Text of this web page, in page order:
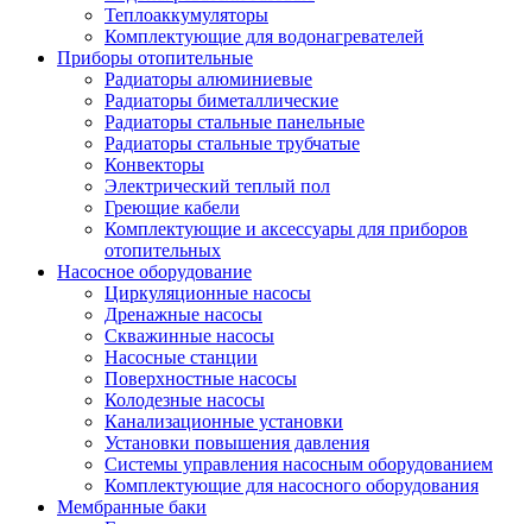
Теплоаккумуляторы
Комплектующие для водонагревателей
Приборы отопительные
Радиаторы алюминиевые
Радиаторы биметаллические
Радиаторы стальные панельные
Радиаторы стальные трубчатые
Конвекторы
Электрический теплый пол
Греющие кабели
Комплектующие и аксессуары для приборов
отопительных
Насосное оборудование
Циркуляционные насосы
Дренажные насосы
Скважинные насосы
Насосные станции
Поверхностные насосы
Колодезные насосы
Канализационные установки
Установки повышения давления
Системы управления насосным оборудованием
Комплектующие для насосного оборудования
Мембранные баки